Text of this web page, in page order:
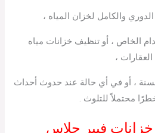
والكامل لخزان المياه ،
الخاص ، أو تنظيف خزانات مياه
العقارات ،
، أو في أي حالة عند حدوث أحداث
محتملاً للتلوث .
فيبر جلاس